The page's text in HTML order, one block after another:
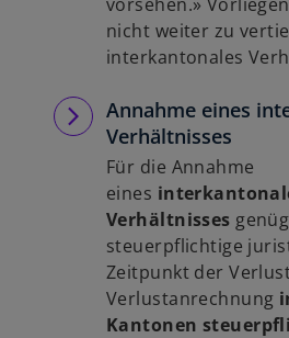
nicht weiter zu
interkantonales
Annahme eines
Verhältnisses
Für die Annahme
eines
Verhältnisses
steuerpflichtige
Zeitpunkt der
Verlustanrechnung
Kantonen